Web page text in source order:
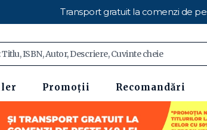
Transport gratuit la comenzi de
Promoții Recomandări